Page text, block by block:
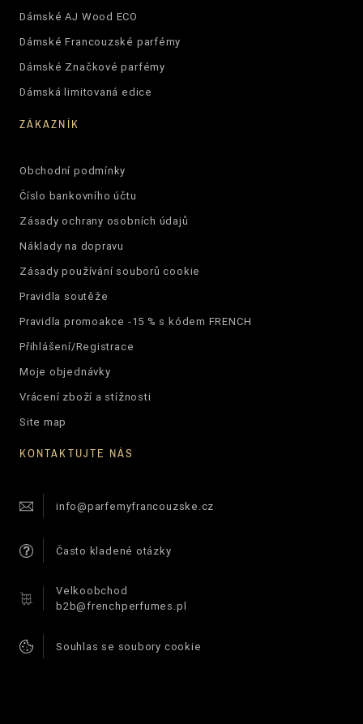
Dámské AJ Wood ECO
Dámské Francouzské parfémy
Dámské Značkové parfémy
Dámská limitovaná edice
ZÁKAZNÍK
Obchodní podmínky
Číslo bankovního účtu
Zásady ochrany osobních údajů
Náklady na dopravu
Zásady používání souborů cookie
Pravidla soutěže
Pravidla promoakce -15 % s kódem FRENCH
Přihlášení/Registrace
Moje objednávky
Vrácení zboží a stížnosti
Site map
KONTAKTUJTE NÁS
info@parfemyfrancouzske.cz
Často kladené otázky
Velkoobchod
b2b@frenchperfumes.pl
Souhlas se soubory cookie